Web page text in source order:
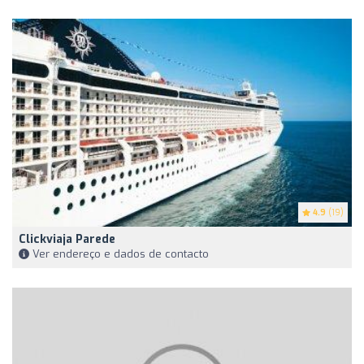
4.9 (19)
Clickviaja Parede
Ver endereço e dados de contacto